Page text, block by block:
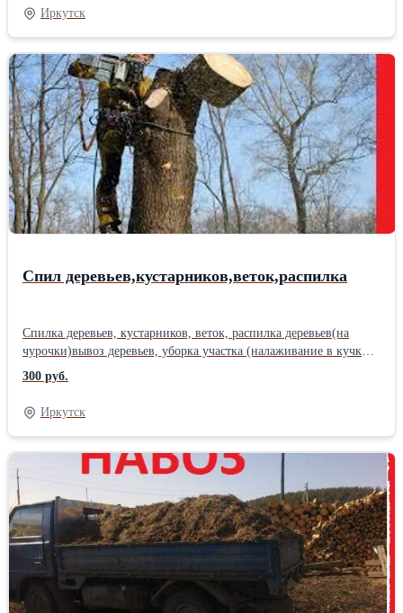
Иркутск
Спил деревьев,кустарников,веток,распилка
Спилка деревьев, кустарников, веток, распилка деревьев(на
чурочки)вывоз деревьев, уборка участка (налаживание в кучки)
Валка деревьев частями с привлечением автокрана, автовышки.
Обрезка веток, спил сучьев Распил, поваленных частей дерева на
части Выпиливание леса на участке под строительство
300 руб.
Иркутск